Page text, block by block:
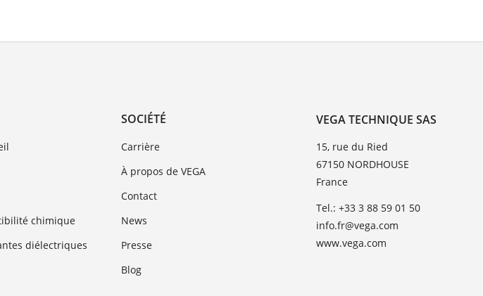
chimique
diélectriques
SOCIÉTÉ
Carrière
À propos de VEGA
Contact
News
Presse
Blog
VEGA TECHNIQUE SAS
15, rue du Ried
67150 NORDHOUSE
France
Tel.: +33 3 88 59 01 50
info.fr@vega.com
www.vega.com